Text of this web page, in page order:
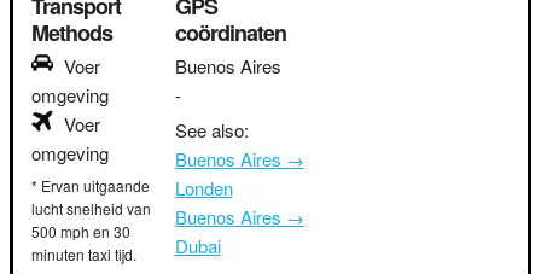
Methods
Voer
omgeving
Voer
omgeving
* Ervan uitgaande
lucht snelheid van
500 mph en 30
minuten taxi tijd.
coördinaten
Buenos Aires
-
See also:
Buenos Aires →
Londen
Buenos Aires →
Dubai